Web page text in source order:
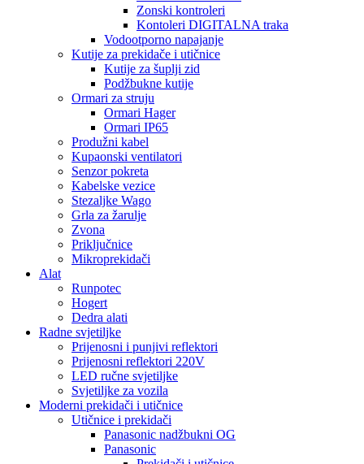
Zonski kontroleri
Kontoleri DIGITALNA traka
Vodootporno napajanje
Kutije za prekidače i utičnice
Kutije za šuplji zid
Podžbukne kutije
Ormari za struju
Ormari Hager
Ormari IP65
Produžni kabel
Kupaonski ventilatori
Senzor pokreta
Kabelske vezice
Stezaljke Wago
Grla za žarulje
Zvona
Priključnice
Mikroprekidači
Alat
Runpotec
Hogert
Dedra alati
Radne svjetiljke
Prijenosni i punjivi reflektori
Prijenosni reflektori 220V
LED ručne svjetiljke
Svjetiljke za vozila
Moderni prekidači i utičnice
Utičnice i prekidači
Panasonic nadžbukni OG
Panasonic